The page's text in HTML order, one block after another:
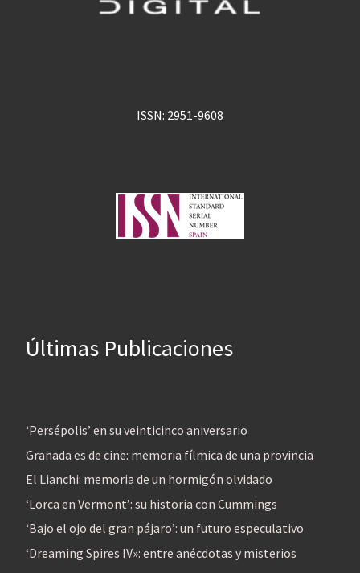
ISSN: 2951-9608
Últimas Publicaciones
‘Persépolis’ en su veinticinco aniversario
Granada es de cine: memoria fílmica de una provincia
El Lianchi: memoria de un hormigón olvidado
‘Lorca en Vermont’: su historia con Cummings
‘Bajo el ojo del gran pájaro’: un futuro especulativo
‘Dreaming Spires IV»: entre anécdotas y misterios